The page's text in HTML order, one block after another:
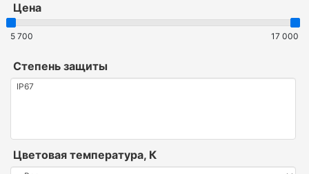
Цена
5 700 17 000
Степень защиты
Цветовая температура, К